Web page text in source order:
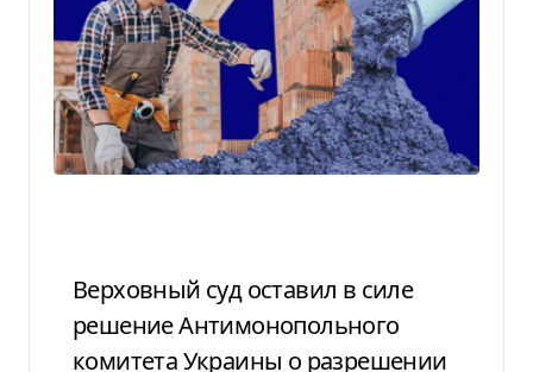
Верховный суд оставил в силе
решение Антимонопольного
комитета Украины о разрешении